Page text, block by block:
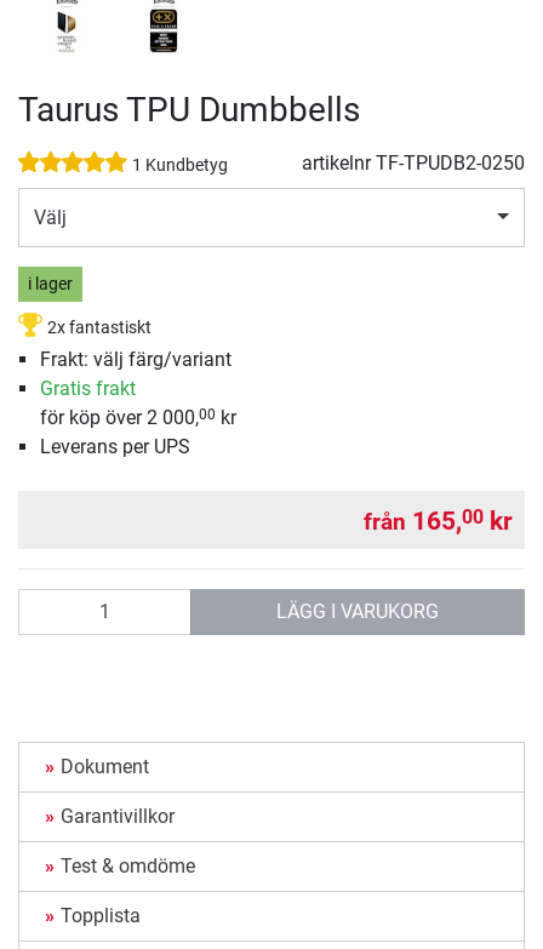
Taurus TPU Dumbbells
1 Kundbetyg artikelnrTF-TPUDB2-0250
Välj
i lager
2x fantastiskt
Frakt: välj färg/variant
Gratis frakt
för köp över 2 000,00 kr
Leverans per UPS
från 165,00 kr
LÄGG I VARUKORG
Dokument
Garantivillkor
Test & omdöme
Topplista